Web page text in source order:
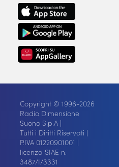
Copyright © 1996-2026
Radio Dimensione
Suono S.p.A |
Tutti i Diritti Riservati |
P.IVA 01220901001 |
licenza SIAE n.
3487/I/3331